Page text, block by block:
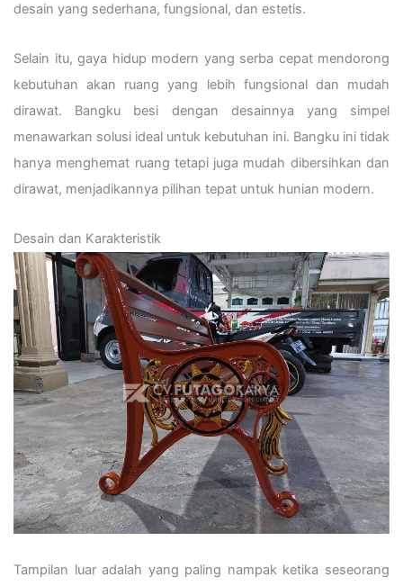
desain yang sederhana, fungsional, dan estetis.
Selain itu, gaya hidup modern yang serba cepat mendorong
kebutuhan akan ruang yang lebih fungsional dan mudah
dirawat. Bangku besi dengan desainnya yang simpel
menawarkan solusi ideal untuk kebutuhan ini. Bangku ini tidak
hanya menghemat ruang tetapi juga mudah dibersihkan dan
dirawat, menjadikannya pilihan tepat untuk hunian modern.
Desain dan Karakteristik
Tampilan luar adalah yang paling nampak ketika seseorang